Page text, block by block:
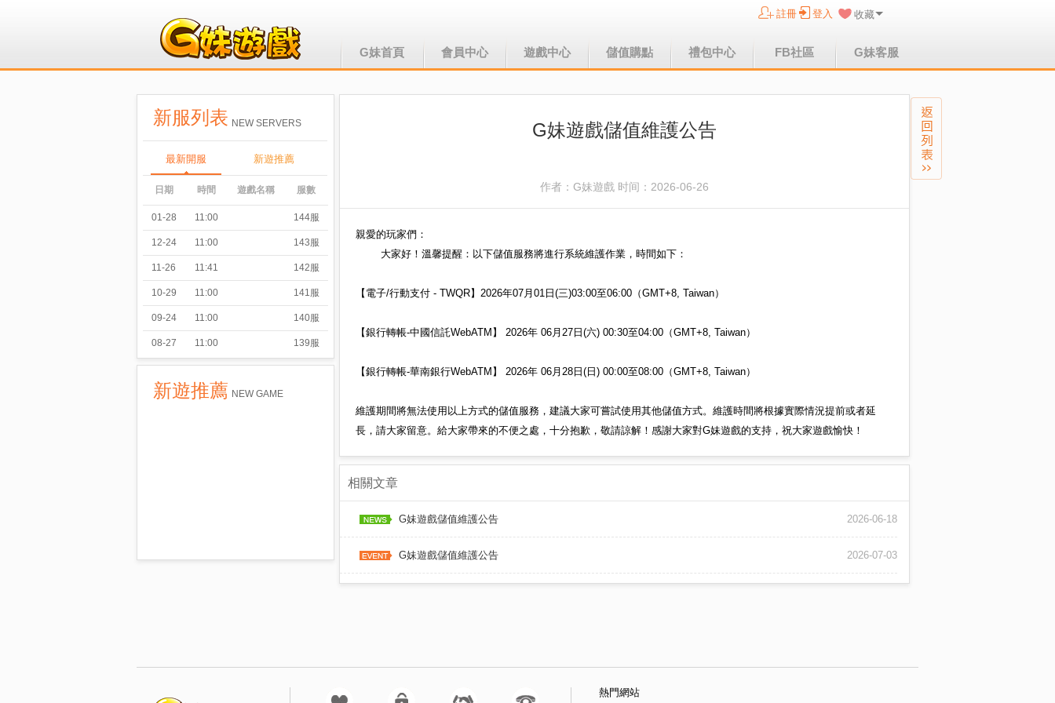
G妹首頁 會員中心 遊戲中心 儲值購點 禮包中心 FB社區 G妹客服
註冊 登入 收藏
新服列表 NEW SERVERS
最新開服 新遊推薦
日期 時間 遊戲名稱 服數
01-28 11:00 144服
12-24 11:00 143服
11-26 11:41 142服
10-29 11:00 141服
09-24 11:00 140服
08-27 11:00 139服
新遊推薦 NEW GAME
G妹遊戲儲值維護公告
作者： G妹遊戲 时间： 2026-06-26
親愛的玩家們：
大家好！溫馨提醒：以下儲值服務將進行系統維護作業，時間如下：
【電子/行動支付 - TWQR】2026年07月01日(三)03:00至06:00（GMT+8, Taiwan）
【銀行轉帳-中國信託WebATM】 2026年 06月27日(六) 00:30至04:00（GMT+8, Taiwan）
【銀行轉帳-華南銀行WebATM】 2026年 06月28日(日) 00:00至08:00（GMT+8, Taiwan）
維護期間將無法使用以上方式的儲值服務，建議大家可嘗試使用其他儲值方式。維護時間將根據實際情況提前或者延
長，請大家留意。給大家帶來的不便之處，十分抱歉，敬請諒解！感謝大家對G妹遊戲的支持，祝大家遊戲愉快！
相關文章
G妹遊戲儲值維護公告 2026-06-18
G妹遊戲儲值維護公告 2026-07-03
熱門網站